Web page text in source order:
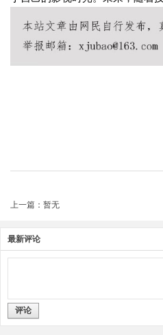
上一篇：暂无
最新评论
评论